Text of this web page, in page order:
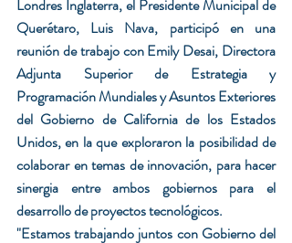
Londres Inglaterra, el Presidente Municipal de
Querétaro, Luis Nava, participó en una
reunión de trabajo con Emily Desai, Directora
Adjunta Superior de Estrategia y
Programación Mundiales y Asuntos Exteriores
del Gobierno de California de los Estados
Unidos, en la que exploraron la posibilidad de
colaborar en temas de innovación, para hacer
sinergia entre ambos gobiernos para el
desarrollo de proyectos tecnológicos.
"Estamos trabajando juntos con Gobierno del